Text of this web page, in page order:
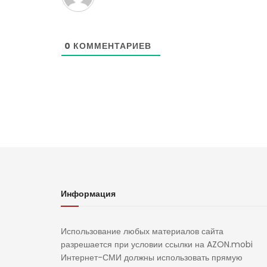
0 КОММЕНТАРИЕВ
Информация
Использование любых материалов сайта
разрешается при условии ссылки на AZON.mobi
Интернет-СМИ должны использовать прямую